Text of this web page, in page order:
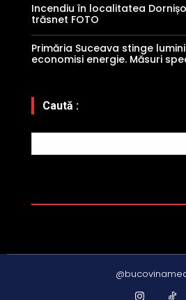
Incendiu în localitatea
trăsnet FOTO
Primăria Suceava stinge
economisi energie. Măsuri
Caută :